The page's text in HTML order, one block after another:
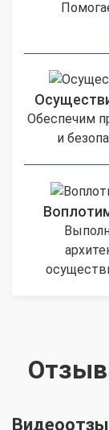
Обеспечим
и